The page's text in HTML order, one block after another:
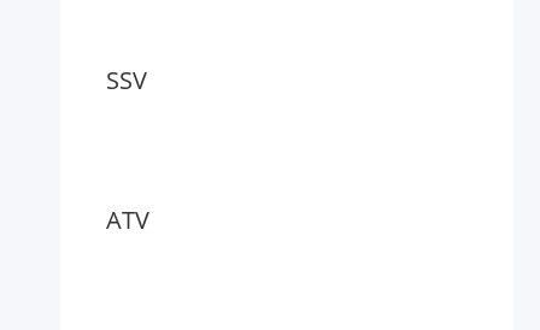
SSV
ATV